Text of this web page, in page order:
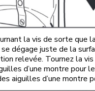
la vis de sorte que
dégage juste de la
relevée. Tournez la
d’une montre pour
aiguilles d’une montre